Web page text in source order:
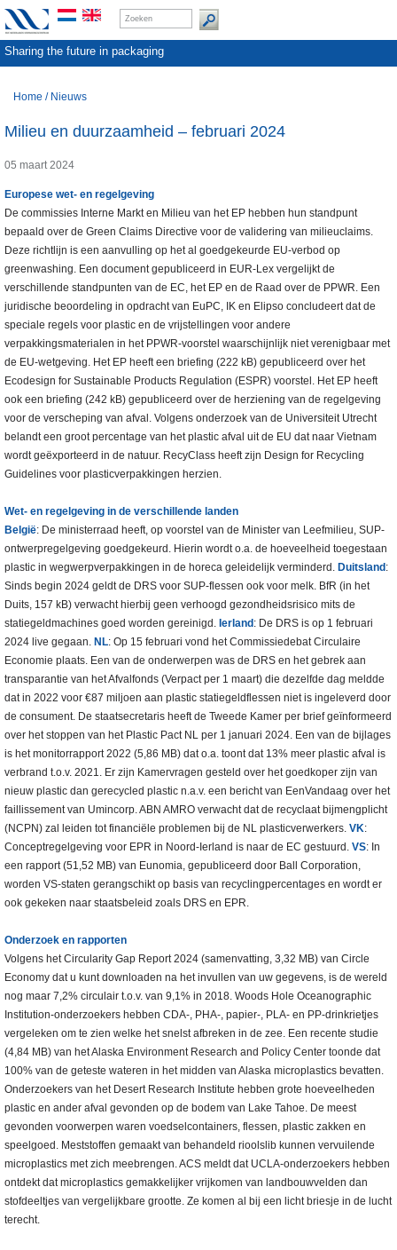
Sharing the future in packaging
Home / Nieuws
Milieu en duurzaamheid – februari 2024
05 maart 2024
Europese wet- en regelgeving
De commissies Interne Markt en Milieu van het EP hebben hun standpunt
bepaald over de Green Claims Directive voor de validering van milieuclaims.
Deze richtlijn is een aanvulling op het al goedgekeurde EU-verbod op
greenwashing. Een document gepubliceerd in EUR-Lex vergelijkt de
verschillende standpunten van de EC, het EP en de Raad over de PPWR. Een
juridische beoordeling in opdracht van EuPC, IK en Elipso concludeert dat de
speciale regels voor plastic en de vrijstellingen voor andere
verpakkingsmaterialen in het PPWR-voorstel waarschijnlijk niet verenigbaar met
de EU-wetgeving. Het EP heeft een briefing (222 kB) gepubliceerd over het
Ecodesign for Sustainable Products Regulation (ESPR) voorstel. Het EP heeft
ook een briefing (242 kB) gepubliceerd over de herziening van de regelgeving
voor de verscheping van afval. Volgens onderzoek van de Universiteit Utrecht
belandt een groot percentage van het plastic afval uit de EU dat naar Vietnam
wordt geëxporteerd in de natuur. RecyClass heeft zijn Design for Recycling
Guidelines voor plasticverpakkingen herzien.
Wet- en regelgeving in de verschillende landen
België: De ministerraad heeft, op voorstel van de Minister van Leefmilieu, SUP-
ontwerpregelgeving goedgekeurd. Hierin wordt o.a. de hoeveelheid toegestaan
plastic in wegwerpverpakkingen in de horeca geleidelijk verminderd. Duitsland :
Sinds begin 2024 geldt de DRS voor SUP-flessen ook voor melk. BfR (in het
Duits, 157 kB) verwacht hierbij geen verhoogd gezondheidsrisico mits de
statiegeldmachines goed worden gereinigd. Ierland : De DRS is op 1 februari
2024 live gegaan. NL: Op 15 februari vond het Commissiedebat Circulaire
Economie plaats. Een van de onderwerpen was de DRS en het gebrek aan
transparantie van het Afvalfonds (Verpact per 1 maart) die dezelfde dag meldde
dat in 2022 voor €87 miljoen aan plastic statiegeldflessen niet is ingeleverd door
de consument. De staatsecretaris heeft de Tweede Kamer per brief geïnformeerd
over het stoppen van het Plastic Pact NL per 1 januari 2024. Een van de bijlages
is het monitorrapport 2022 (5,86 MB) dat o.a. toont dat 13% meer plastic afval is
verbrand t.o.v. 2021. Er zijn Kamervragen gesteld over het goedkoper zijn van
nieuw plastic dan gerecycled plastic n.a.v. een bericht van EenVandaag over het
faillissement van Umincorp. ABN AMRO verwacht dat de recyclaat bijmengplicht
(NCPN) zal leiden tot financiële problemen bij de NL plasticverwerkers. VK:
Conceptregelgeving voor EPR in Noord-Ierland is naar de EC gestuurd. VS: In
een rapport (51,52 MB) van Eunomia, gepubliceerd door Ball Corporation,
worden VS-staten gerangschikt op basis van recyclingpercentages en wordt er
ook gekeken naar staatsbeleid zoals DRS en EPR.
Onderzoek en rapporten
Volgens het Circularity Gap Report 2024 (samenvatting, 3,32 MB) van Circle
Economy dat u kunt downloaden na het invullen van uw gegevens, is de wereld
nog maar 7,2% circulair t.o.v. van 9,1% in 2018. Woods Hole Oceanographic
Institution-onderzoekers hebben CDA-, PHA-, papier-, PLA- en PP-drinkrietjes
vergeleken om te zien welke het snelst afbreken in de zee. Een recente studie
(4,84 MB) van het Alaska Environment Research and Policy Center toonde dat
100% van de geteste wateren in het midden van Alaska microplastics bevatten.
Onderzoekers van het Desert Research Institute hebben grote hoeveelheden
plastic en ander afval gevonden op de bodem van Lake Tahoe. De meest
gevonden voorwerpen waren voedselcontainers, flessen, plastic zakken en
speelgoed. Meststoffen gemaakt van behandeld rioolslib kunnen vervuilende
microplastics met zich meebrengen. ACS meldt dat UCLA-onderzoekers hebben
ontdekt dat microplastics gemakkelijker vrijkomen van landbouwvelden dan
stofdeeltjes van vergelijkbare grootte. Ze komen al bij een licht briesje in de lucht
terecht.